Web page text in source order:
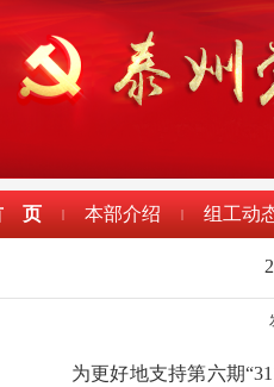
页 | 本部介绍 | 组工动
为更好地支持第六期